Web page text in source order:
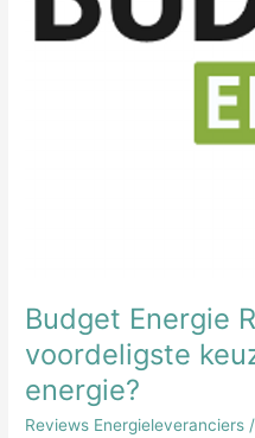
Budget Energie
voordeligste
energie?
Reviews Energieleveranciers /